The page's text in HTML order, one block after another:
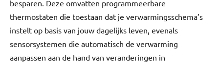
besparen. Deze omvatten programmeerbare
thermostaten die toestaan dat je verwarmingsschema’s
instelt op basis van jouw dagelijks leven, evenals
sensorsystemen die automatisch de verwarming
aanpassen aan de hand van veranderingen in